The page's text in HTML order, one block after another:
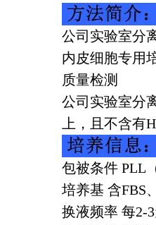
公司实验室分
内皮细胞专用
质量检测
公司实验室分
上，且不含有
包被条件 PLL
培养基 含FBS
换液频率 每2-3